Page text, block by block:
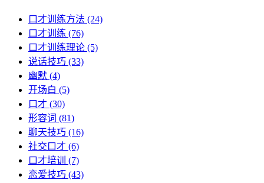
口才训练方法 (24)
口才训练 (76)
口才训练理论 (5)
说话技巧 (33)
幽默 (4)
开场白 (5)
口才 (30)
形容词 (81)
聊天技巧 (16)
社交口才 (6)
口才培训
(7)
恋爱技巧 (43)